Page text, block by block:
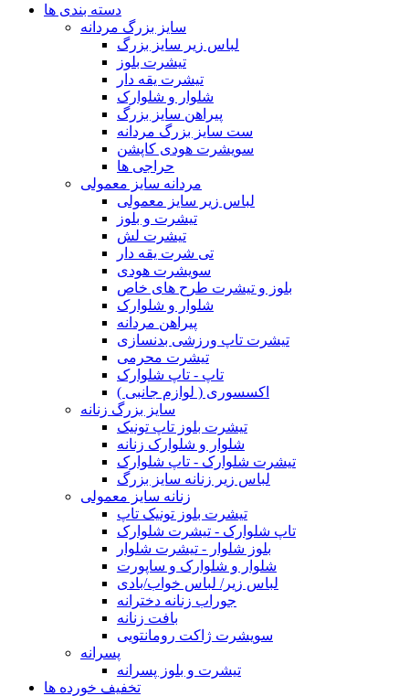
دسته بندی ها
سایز بزرگ مردانه
لباس زیر سایز بزرگ
تیشرت بلوز
تیشرت یقه دار
شلوار و شلوارک
پیراهن سایز بزرگ
ست سایز بزرگ مردانه
سویشرت هودی کاپشن
حراجی ها
مردانه سایز معمولی
لباس زیر سایز معمولی
تیشرت و بلوز
تیشرت لش
تی شرت یقه دار
سویشرت هودی
بلوز و تیشرت طرح های خاص
شلوار و شلوارک
پیراهن مردانه
تیشرت تاپ ورزشی بدنسازی
تیشرت محرمی
تاپ - تاپ شلوارک
اکسسوری ( لوازم جانبی )
سایز بزرگ زنانه
تیشرت بلوز تاپ تونیک
شلوار و شلوارک زنانه
تیشرت شلوارک - تاپ شلوارک
لباس زیر زنانه سایز بزرگ
زنانه سایز معمولی
تیشرت بلوز تونیک تاپ
تاپ شلوارک - تیشرت شلوارک
بلوز شلوار - تیشرت شلوار
شلوار و شلوارک و ساپورت
لباس زیر/ لباس خواب/بادی
جوراب زنانه دخترانه
بافت زنانه
سویشرت ژاکت رومانتویی
پسرانه
تیشرت و بلوز پسرانه
تخفیف خورده ها